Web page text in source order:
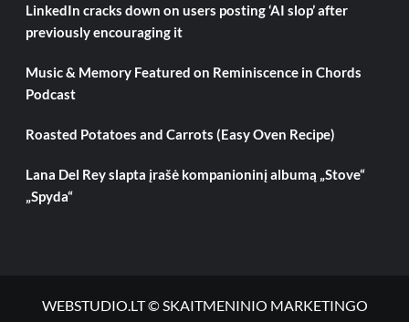
LinkedIn cracks down on users posting ‘AI slop’ after
previously encouraging it
Music & Memory Featured on Reminiscence in Chords
Podcast
Roasted Potatoes and Carrots (Easy Oven Recipe)
Lana Del Rey slapta įrašė kompanioninį albumą „Stove“
„Spyda“
WEBSTUDIO.LT © SKAITMENINIO MARKETINGO